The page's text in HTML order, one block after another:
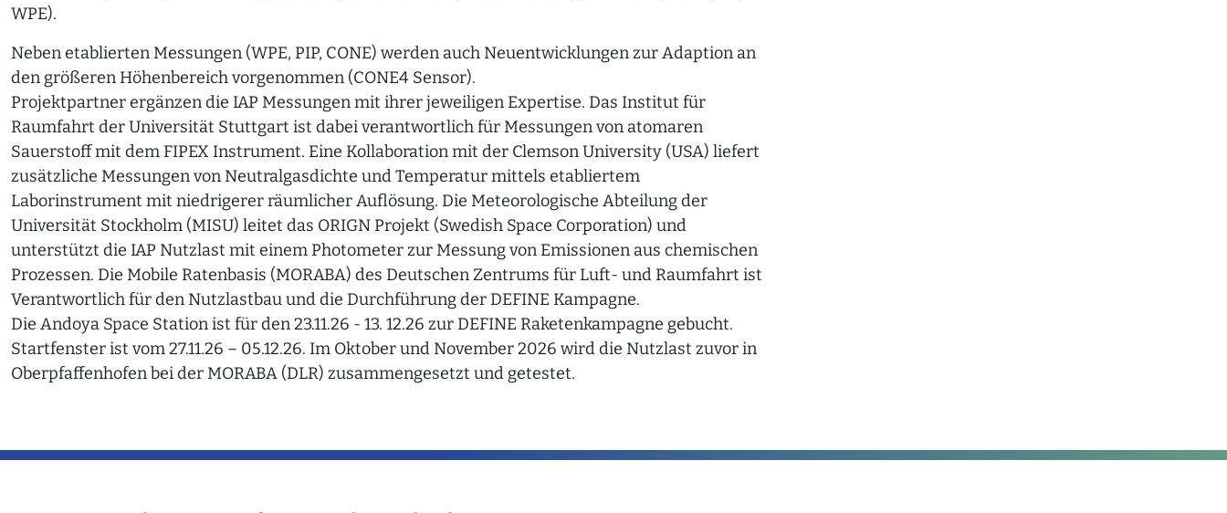
WPE).
Neben etablierten Messungen (WPE, PIP, CONE) werden auch Neuentwicklungen zur Adaption an
den größeren Höhenbereich vorgenommen (CONE4 Sensor).
Projektpartner ergänzen die IAP Messungen mit ihrer jeweiligen Expertise. Das Institut für
Raumfahrt der Universität Stuttgart ist dabei verantwortlich für Messungen von atomaren
Sauerstoff mit dem FIPEX Instrument. Eine Kollaboration mit der Clemson University (USA) liefert
zusätzliche Messungen von Neutralgasdichte und Temperatur mittels etabliertem
Laborinstrument mit niedrigerer räumlicher Auflösung. Die Meteorologische Abteilung der
Universität Stockholm (MISU) leitet das ORIGN Projekt (Swedish Space Corporation) und
unterstützt die IAP Nutzlast mit einem Photometer zur Messung von Emissionen aus chemischen
Prozessen. Die Mobile Ratenbasis (MORABA) des Deutschen Zentrums für Luft- und Raumfahrt ist
Verantwortlich für den Nutzlastbau und die Durchführung der DEFINE Kampagne.
Die Andoya Space Station ist für den 23.11.26 - 13. 12.26 zur DEFINE Raketenkampagne gebucht.
Startfenster ist vom 27.11.26 – 05.12.26. Im Oktober und November 2026 wird die Nutzlast zuvor in
Oberpfaffenhofen bei der MORABA (DLR) zusammengesetzt und getestet.